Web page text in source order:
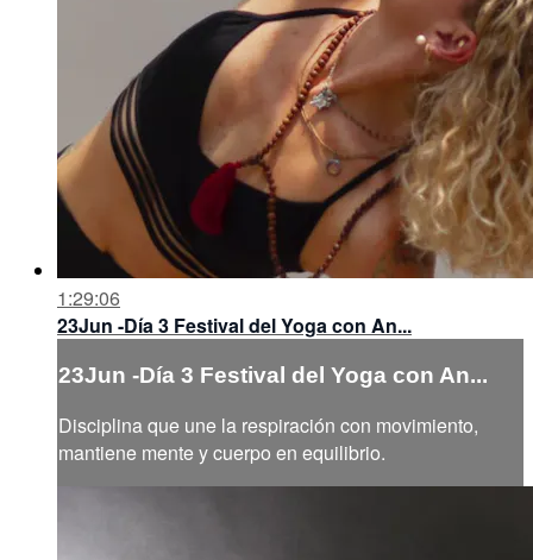
1:29:06
23Jun -Día 3 Festival del Yoga con An...
23Jun -Día 3 Festival del Yoga con An...
Disciplina que une la respiración con movimiento,
mantiene mente y cuerpo en equilibrio.